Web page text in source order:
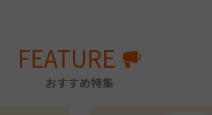
FEATURE
おすすめ特集